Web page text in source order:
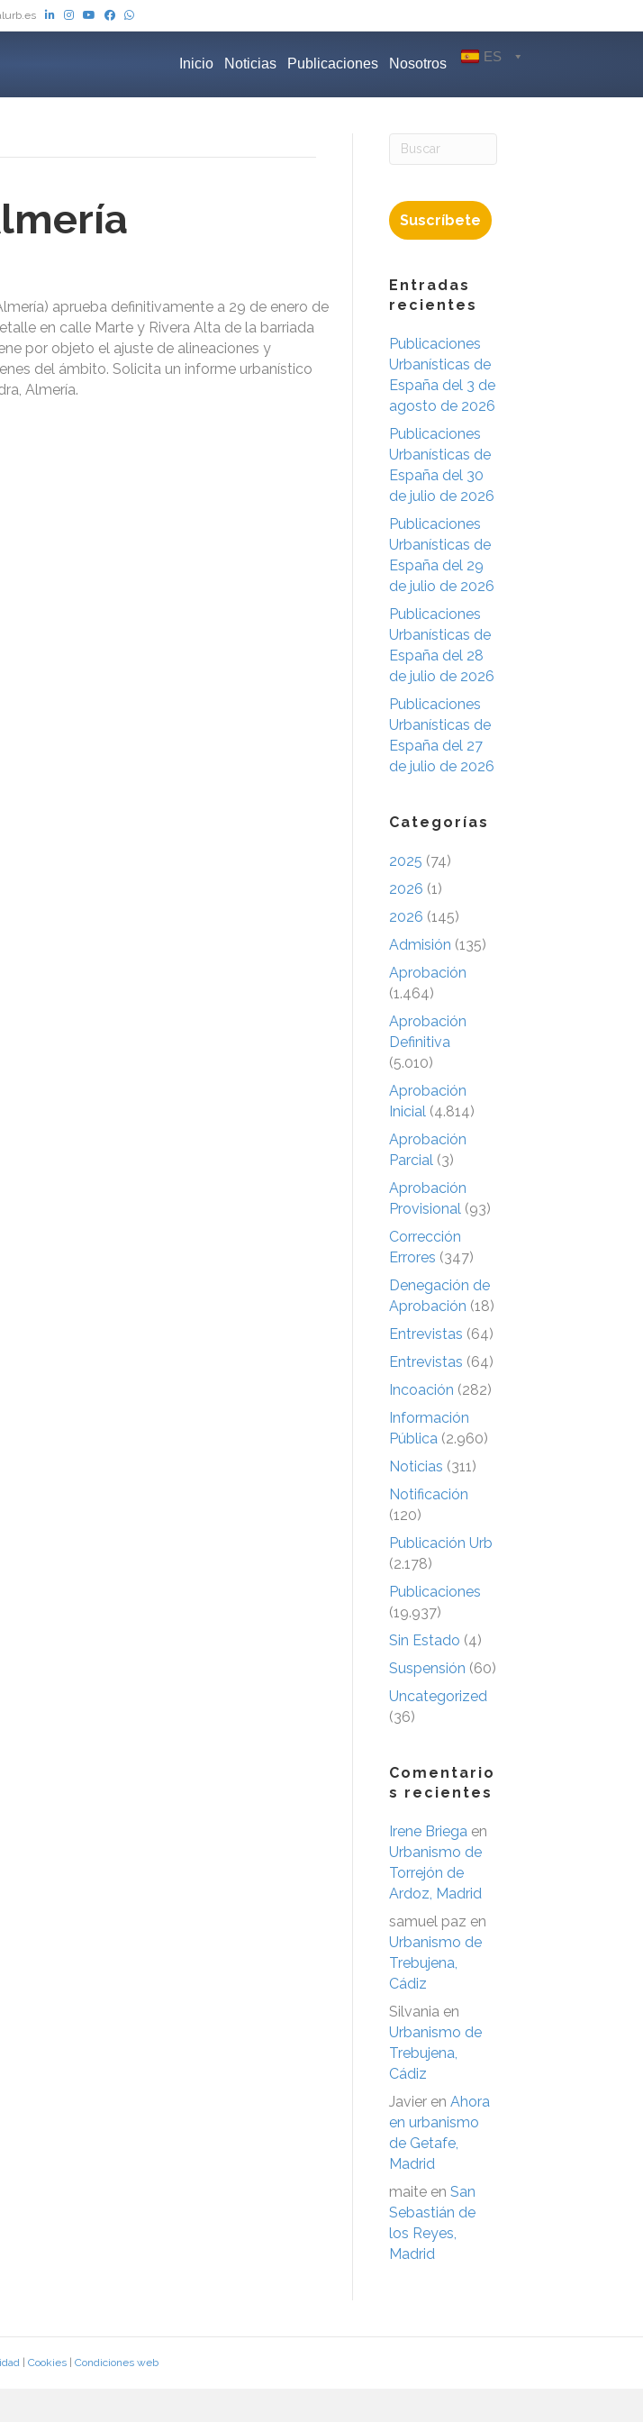
Inicio Noticias Publicaciones Nosotros ES
aprueba definitivamente a 29 de enero de
en calle Marte y Rivera Alta de la barriada
por objeto el ajuste de alineaciones y
del ámbito. Solicita un informe urbanístico
Almería.
Suscríbete
Entradas
recientes
Publicaciones
Urbanísticas de
España del 3 de
agosto de 2026
Publicaciones
Urbanísticas de
España del 30
de julio de 2026
Publicaciones
Urbanísticas de
España del 29
de julio de 2026
Publicaciones
Urbanísticas de
España del 28
de julio de 2026
Publicaciones
Urbanísticas de
España del 27
de julio de 2026
Categorías
2025 (74)
2026 (1)
2026 (145)
Admisión (135)
Aprobación
(1.464)
Aprobación
Definitiva
(5.010)
Aprobación
Inicial (4.814)
Aprobación
Parcial (3)
Aprobación
Provisional (93)
Corrección
Errores (347)
Denegación de
Aprobación (18)
Entrevistas (64)
Entrevistas (64)
Incoación (282)
Información
Pública (2.960)
Noticias (311)
Notificación
(120)
Publicación Urb
(2.178)
Publicaciones
(19.937)
Sin Estado (4)
Suspensión (60)
Uncategorized
(36)
Comentario
s recientes
Irene Briega en
Urbanismo de
Torrejón de
Ardoz, Madrid
samuel paz en
Urbanismo de
Trebujena,
Cádiz
Silvania en
Urbanismo de
Trebujena,
Cádiz
Javier en Ahora
en urbanismo
de Getafe,
Madrid
maite en San
Sebastián de
los Reyes,
Madrid
| Cookies| Condiciones web